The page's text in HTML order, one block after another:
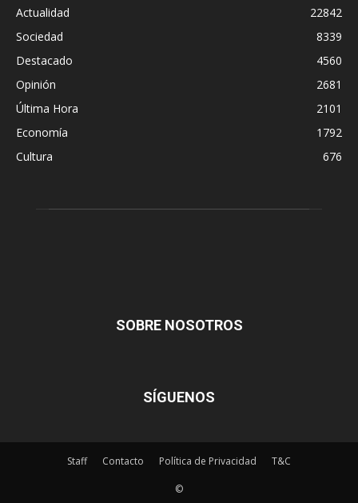
Actualidad
22842
Sociedad
8339
Destacado
4560
Opinión
2681
Última Hora
2101
Economía
1792
Cultura
676
SOBRE NOSOTROS
SÍGUENOS
Staff Contacto Política de Privacidad T&C
©